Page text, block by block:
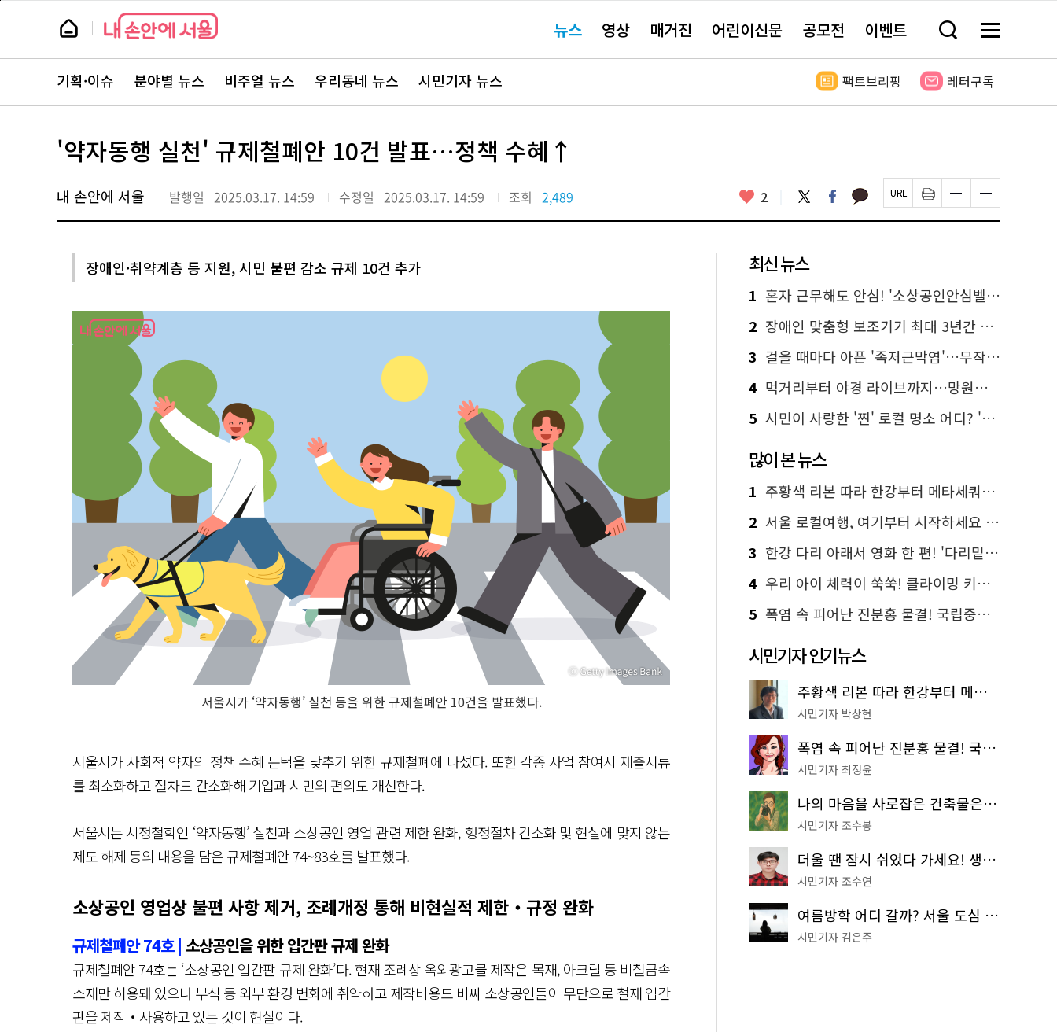
본
뉴
스 요뉴스 영상 매거진 어린이신문 공모전 이벤트 검
창
기
메
전
보
뉴
스
주
서
바
기획·이슈 분야별 뉴스 비주얼 뉴스 우리동네 뉴스 시민기자 뉴스 팩트브리핑 레터구독
'약자동행 실천' 규제철폐안 10건 발표…정책 수혜↑
내 손안에 서울 발행일 2025.03.17. 14:59 수정일 2025.03.17. 14:59 조회 2,489 좋
요
2 트
위
터
페
이
스
카
카 페
이
지
인
쇄
하
글
자
크
하
기
글
자
크
하
기
장애인·취약계층 등 지원, 시민 불편 감소 규제 10건 추가
서울시가 ‘약자동행’ 실천 등을 위한 규제철폐안 10건을 발표했다.
서울시가 사회적 약자의 정책 수혜 문턱을 낮추기 위한 규제철폐에 나섰다. 또한 각종 사업 참여시 제출서류
를 최소화하고 절차도 간소화해 기업과 시민의 편의도 개선한다.
서울시는 시정철학인 ‘약자동행’ 실천과 소상공인 영업 관련 제한 완화, 행정절차 간소화 및 현실에 맞지 않는
제도 해제 등의 내용을 담은 규제철폐안 74~83호를 발표했다.
소상공인 영업상 불편 사항 제거, 조례개정 통해 비현실적 제한‧규정 완화
규제철폐안 74호 | 소상공인을 위한 입간판 규제 완화
규제철폐안 74호는 ‘소상공인 입간판 규제 완화’다. 현재 조례상 옥외광고물 제작은 목재, 아크릴 등 비철금속
소재만 허용돼 있으나 부식 등 외부 환경 변화에 취약하고 제작비용도 비싸 소상공인들이 무단으로 철재 입간
판을 제작‧사용하고 있는 것이 현실이다.
최신 뉴스
1 혼자 근무해도 안심! '소상공인안심벨' 신청하세요
2 장애인 맞춤형 보조기기 최대 3년간 무상 대여…삶의 질 높인다
3 걸을 때마다 아픈 '족저근막염'…무작정 참지 말고 '이것' 해보세요!
4 먹거리부터 야경 라이브까지…망원한강공원 알짜 코스
5 시민이 사랑한 '찐' 로컬 명소 어디? '서울에디션25' 추천 코스
많이 본 뉴스
1 주황색 리본 따라 한강부터 메타세쿼이아 숲길까지…서울둘레길 15코스
2 서울 로컬여행, 여기부터 시작하세요 '서울에디션25'
3 한강 다리 아래서 영화 한 편! '다리밑 영화관' 무료 상영
4 우리 아이 체력이 쑥쑥! 클라이밍 키즈카페·어린이 체력장
5 폭염 속 피어난 진분홍 물결! 국립중앙박물관 배롱나무 명소
시민기자 인기뉴스
주황색 리본 따라 한강부터 메타세쿼이아 숲길까지…서울둘레길 15코스
시민기자 박상현
폭염 속 피어난 진분홍 물결! 국립중앙박물관 배롱나무 명소
시민기자 최정윤
나의 마음을 사로잡은 건축물은? '서울시 건축상' 수상작 공개!
시민기자 조수봉
더울 땐 잠시 쉬었다 가세요! 생수 냉장고부터 해피소·무더위쉼터까지
시민기자 조수연
여름방학 어디 갈까? 서울 도심 무료 실내 여행 코스 추천
시민기자 김은주
페